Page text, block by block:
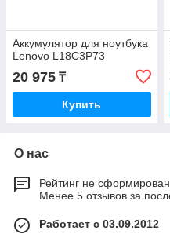
Аккумулятор для ноутбука
Lenovo L18C3P73
20 975 ₸
Купить
О нас
Рейтинг не сформирован
Менее 5 отзывов за
Работает с 03.09.2012